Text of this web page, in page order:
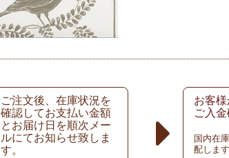
ご注文後、在庫状況を
確認してお支払い金額
とお届け日を順次メー
ルにてお知らせ致しま
す。
お客
ご入
国内在
配します